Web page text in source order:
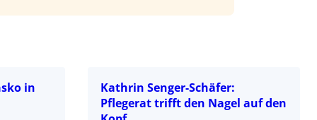
in
Kathrin Senger-Schäfer:
Pflegerat trifft den Nagel auf den